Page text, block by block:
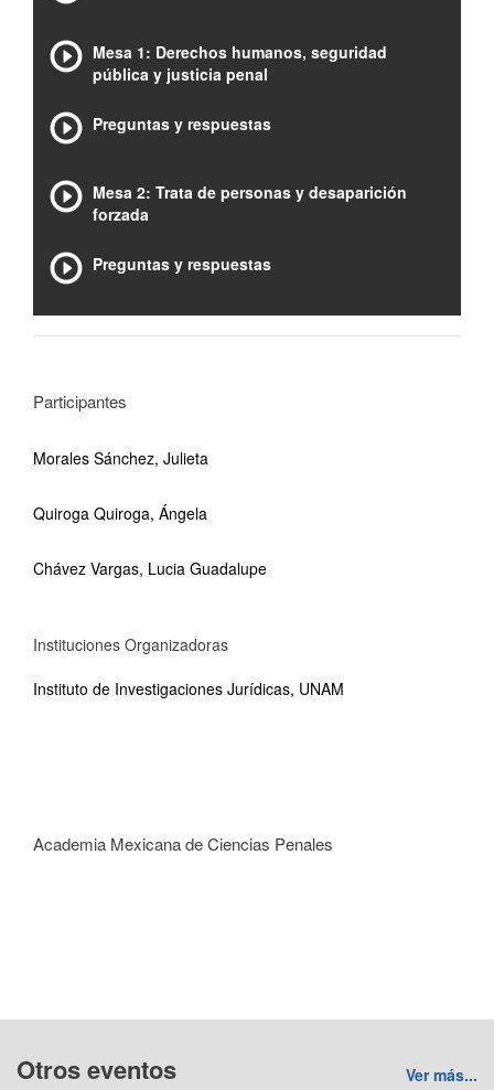
Mesa 1: Derechos humanos, seguridad
pública y justicia penal
Preguntas y respuestas
Mesa 2: Trata de personas y desaparición
forzada
Preguntas y respuestas
Participantes
Morales Sánchez, Julieta
Quiroga Quiroga, Ángela
Chávez Vargas, Lucia Guadalupe
Instituciones Organizadoras
Instituto de Investigaciones Jurídicas, UNAM
Academia Mexicana de Ciencias Penales
Otros eventos Ver más...